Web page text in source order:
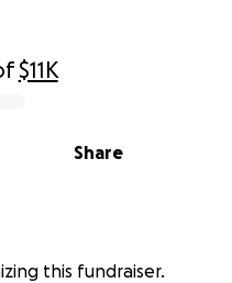
$11K
Share
this fundraiser.